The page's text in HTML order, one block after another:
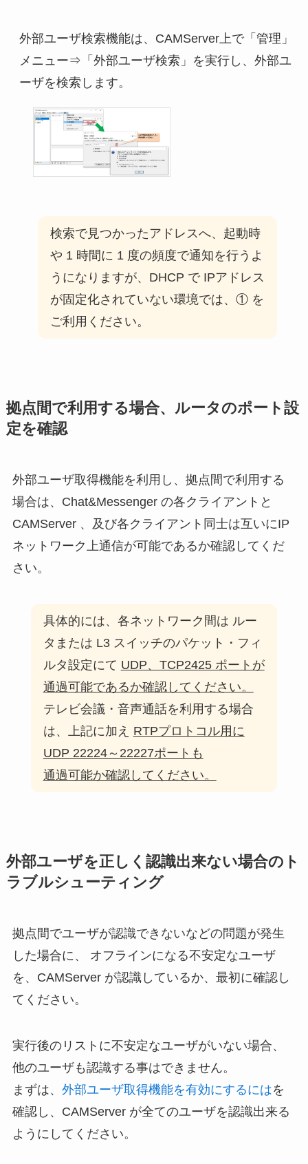
外部ユーザ検索機能は、CAMServer上で「管理」
メニュー⇒「外部ユーザ検索」を実行し、外部ユ
ーザを検索します。
検索で見つかったアドレスへ、起動時
や 1 時間に 1 度の頻度で通知を行うよ
うになりますが、DHCP で IPアドレス
が固定化されていない環境では、① を
ご利用ください。
拠点間で利用する場合、ルータのポート設
定を確認
外部ユーザ取得機能を利用し、拠点間で利用する
場合は、Chat&Messenger の各クライアントと
CAMServer 、及び各クライアント同士は互いにIP
ネットワーク上通信が可能であるか確認してくだ
さい。
具体的には、各ネットワーク間は ルー
タまたは L3 スイッチのパケット・フィ
ルタ設定にて UDP、TCP2425 ポートが
通過可能であるか確認してください。
テレビ会議・音声通話を利用する場合
は、上記に加え RTPプロトコル用に
UDP 22224～22227ポートも
通過可能か確認してください。
外部ユーザを正しく認識出来ない場合のト
ラブルシューティング
拠点間でユーザが認識できないなどの問題が発生
した場合に、 オフラインになる不安定なユーザ
を、CAMServer が認識しているか、最初に確認し
てください。
実行後のリストに不安定なユーザがいない場合、
他のユーザも認識する事はできません。
まずは、 外部ユーザ取得機能を有効にするにはを
確認し、CAMServer が全てのユーザを認識出来る
ようにしてください。